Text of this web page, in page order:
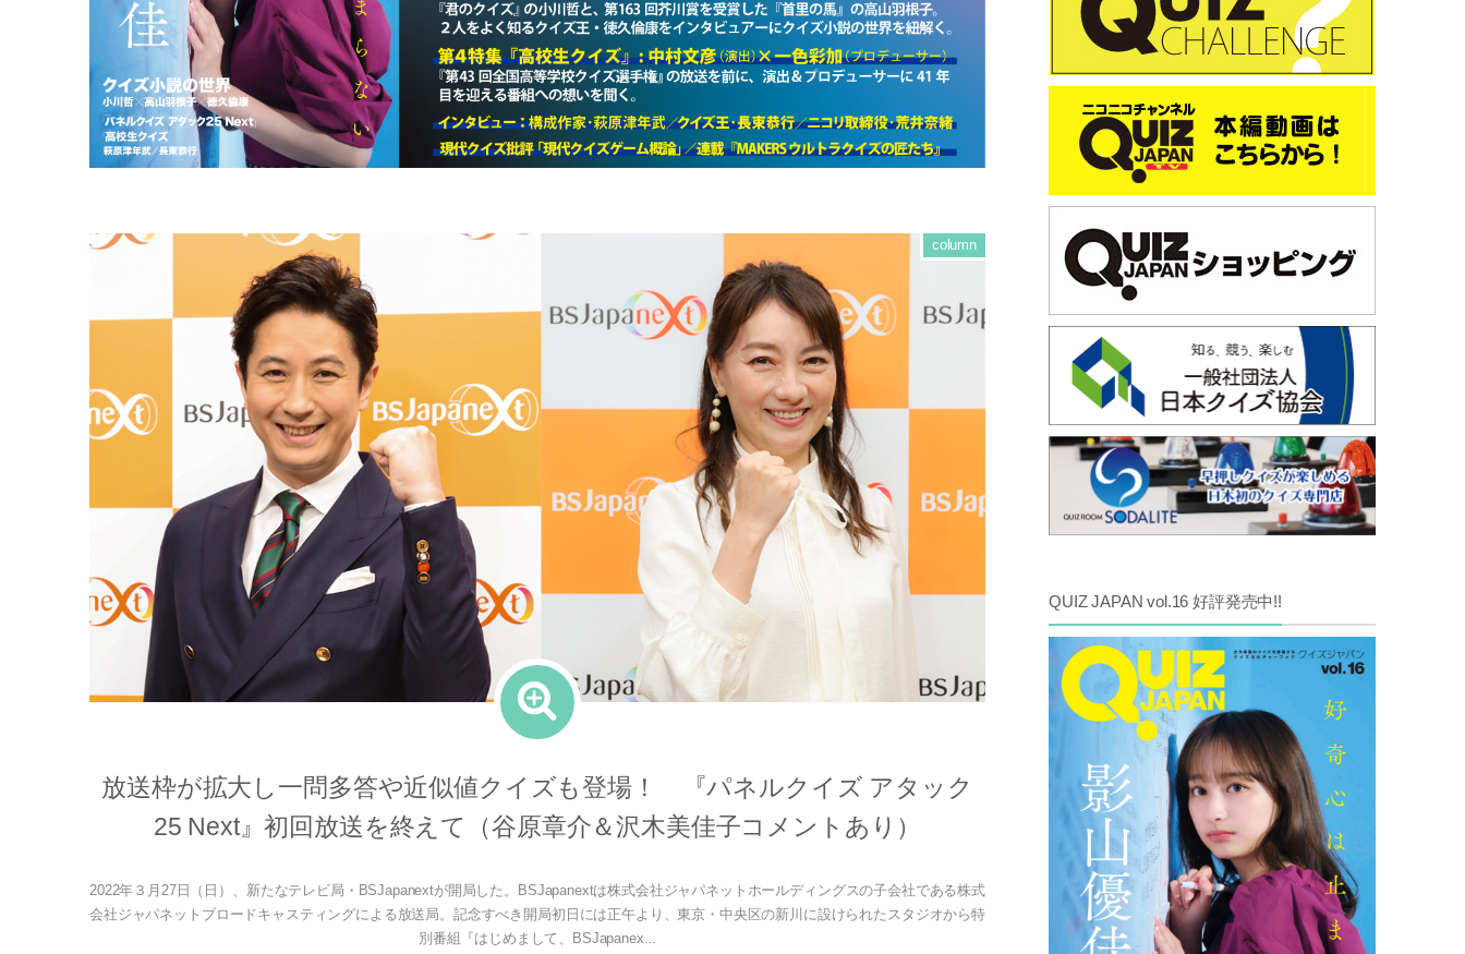
放送枠が拡大し一問多答や近似値クイズも登場！ 『パネルクイズ アタック
25 Next』初回放送を終えて（谷原章介＆沢木美佳子コメントあり）
2022年３月27日（日）、新たなテレビ局・BSJapanextが開局した。BSJapanextは株式会社ジャパネットホールディングスの子会社である株式
会社ジャパネットブロードキャスティングによる放送局。記念すべき開局初日には正午より、東京・中央区の新川に設けられたスタジオから特
別番組『はじめまして、BSJapanex...
column
QUIZ JAPAN vol.16 好評発売中!!